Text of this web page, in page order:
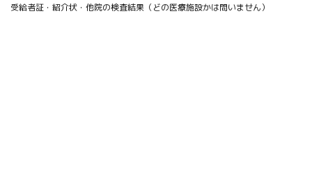
受給者証・紹介状・他院の検査結果（どの医療施設かは問いません）